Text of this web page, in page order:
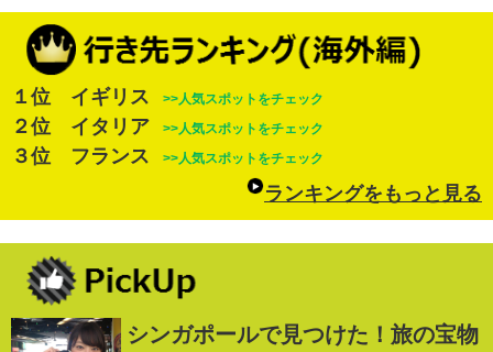
１位 イギリス >>人気スポットをチェック
２位 イタリア >>人気スポットをチェック
３位 フランス >>人気スポットをチェック
ランキングをもっと見る
シンガポールで見つけた！旅の宝物